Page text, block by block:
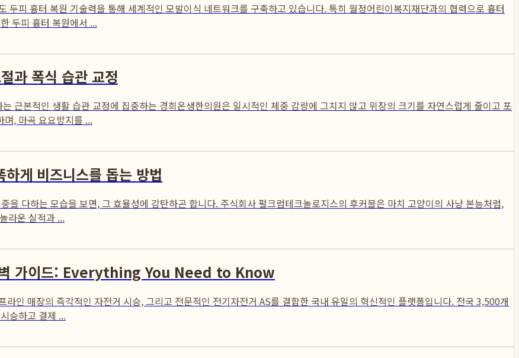
피 흉터 복원 기술력을 통해 세계적인 모발이식 네트워크를 구축하고 있습니다. 특히 월정어린이복지재단과의 협력으로 흉터
두피 흉터 복원에서 ...
과 폭식 습관 교정
근본적인 생활 습관 교정에 집중하는 경희온생한의원은 일시적인 체중 감량에 그치지 않고 위장의 크기를 자연스럽게 줄이고 포
며, 마곡 요요방지를 ...
게 비즈니스를 돕는 방법
을 다하는 모습을 보면, 그 효율성에 감탄하곤 합니다. 주식회사 펄크럼테크놀로지스의 후커블은 마치 고양이의 사냥 본능처럼,
라운 실적과 ...
벽 가이드: Everything You Need to Know
인 매장의 즉각적인 자전거 시승, 그리고 전문적인 전기자전거 AS를 결합한 국내 유일의 혁신적인 플랫폼입니다. 전국 3,500개
승하고 결제 ...